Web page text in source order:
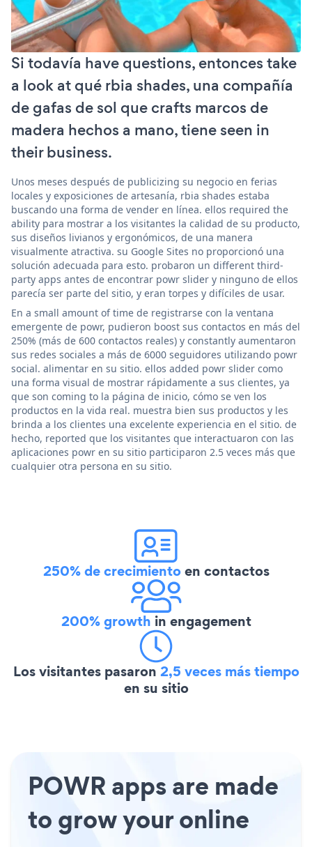
Si todavía have questions, entonces take
a look at qué rbia shades, una compañía
de gafas de sol que crafts marcos de
madera hechos a mano, tiene seen in
their business.
Unos meses después de publicizing su negocio en ferias
locales y exposiciones de artesanía, rbia shades estaba
buscando una forma de vender en línea. ellos required the
ability para mostrar a los visitantes la calidad de su producto,
sus diseños livianos y ergonómicos, de una manera
visualmente atractiva. su Google Sites no proporcionó una
solución adecuada para esto. probaron un different third-
party apps antes de encontrar powr slider y ninguno de ellos
parecía ser parte del sitio, y eran torpes y difíciles de usar.
En a small amount of time de registrarse con la ventana
emergente de powr, pudieron boost sus contactos en más del
250% (más de 600 contactos reales) y constantly aumentaron
sus redes sociales a más de 6000 seguidores utilizando powr
social. alimentar en su sitio. ellos added powr slider como
una forma visual de mostrar rápidamente a sus clientes, ya
que son coming to la página de inicio, cómo se ven los
productos en la vida real. muestra bien sus productos y les
brinda a los clientes una excelente experiencia en el sitio. de
hecho, reported que los visitantes que interactuaron con las
aplicaciones powr en su sitio participaron 2.5 veces más que
cualquier otra persona en su sitio.
250% de crecimientoen contactos
200% growth in engagement
Los visitantes pasaron 2,5 veces más tiempo
en su sitio
POWR apps are made
to grow your online